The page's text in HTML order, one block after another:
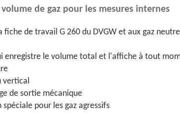
de gaz pour les mesures internes
fiche de travail G 260 du DVGW et aux gaz
enregistre le volume total et l'affiche à tout
vertical
de sortie mécanique
pour les gaz agressifs